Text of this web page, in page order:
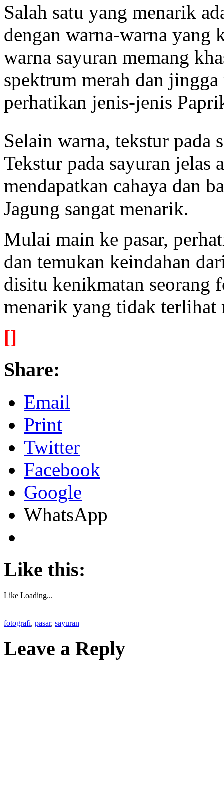
Salah satu yang menarik
dengan warna-warna yang
warna sayuran memang
spektrum merah dan
perhatikan jenis-jenis
Selain warna, tekstur pada
Tekstur pada sayuran jelas
mendapatkan cahaya dan
Jagung sangat menarik.
Mulai main ke pasar,
dan temukan keindahan
disitu kenikmatan seorang
menarik yang tidak
[]
Share:
Email
Print
Twitter
Facebook
Google
WhatsApp
Like this:
Like Loading...
fotografi, pasar, sayuran
Leave a Reply